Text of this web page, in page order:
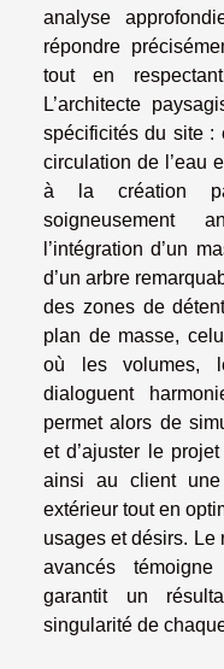
analyse
répondre
tout en
L’architecte
spécificités du site :
circulation de l’eau
à la création
soigneusement
l’intégration d’un
d’un arbre
des zones de
plan de masse,
où les volumes,
dialoguent
permet alors de
et d’ajuster le
ainsi au client
extérieur tout en
usages et désirs. Le
avancés
garantit un
singularité de